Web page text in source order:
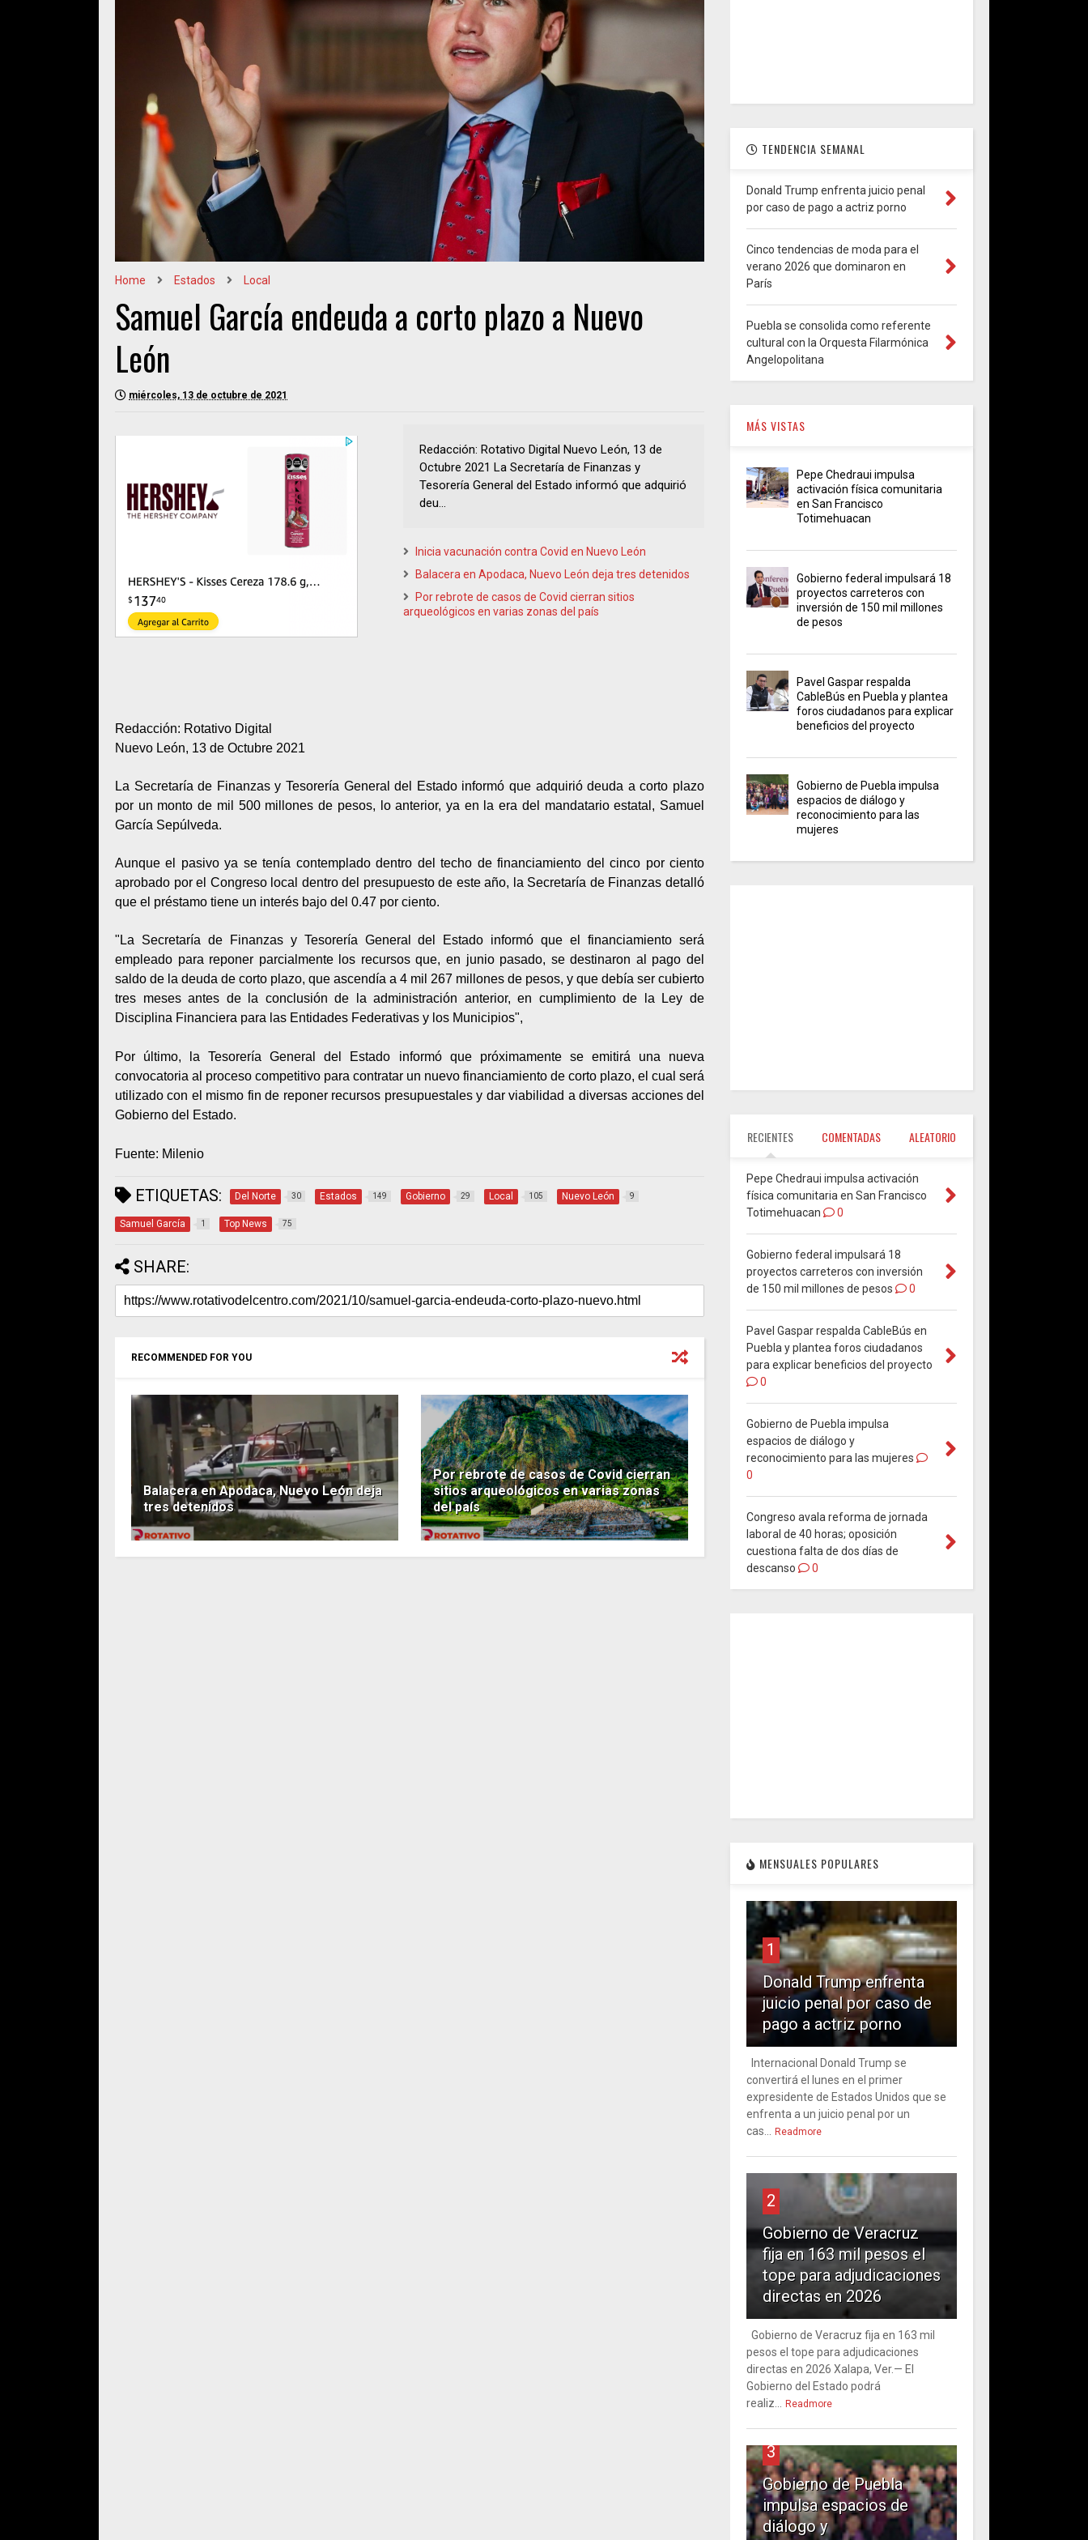
Home Estados Local
Samuel García endeuda a corto plazo a Nuevo
León
miércoles, 13 de octubre de 2021
Redacción: Rotativo Digital Nuevo León, 13 de
Octubre 2021 La Secretaría de Finanzas y
Tesorería General del Estado informó que adquirió
deu...
Inicia vacunación contra Covid en Nuevo León
Balacera en Apodaca, Nuevo León deja tres detenidos
Por rebrote de casos de Covid cierran sitios
arqueológicos en varias zonas del país
Redacción: Rotativo Digital
Nuevo León, 13 de Octubre 2021
La Secretaría de Finanzas y Tesorería General del Estado informó que adquirió deuda a corto plazo
por un monto de mil 500 millones de pesos, lo anterior, ya en la era del mandatario estatal, Samuel
García Sepúlveda.
Aunque el pasivo ya se tenía contemplado dentro del techo de financiamiento del cinco por ciento
aprobado por el Congreso local dentro del presupuesto de este año, la Secretaría de Finanzas detalló
que el préstamo tiene un interés bajo del 0.47 por ciento.
"La Secretaría de Finanzas y Tesorería General del Estado informó que el financiamiento será
empleado para reponer parcialmente los recursos que, en junio pasado, se destinaron al pago del
saldo de la deuda de corto plazo, que ascendía a 4 mil 267 millones de pesos, y que debía ser cubierto
tres meses antes de la conclusión de la administración anterior, en cumplimiento de la Ley de
Disciplina Financiera para las Entidades Federativas y los Municipios",
Por último, la Tesorería General del Estado informó que próximamente se emitirá una nueva
convocatoria al proceso competitivo para contratar un nuevo financiamiento de corto plazo, el cual será
utilizado con el mismo fin de reponer recursos presupuestales y dar viabilidad a diversas acciones del
Gobierno del Estado.
Fuente: Milenio
ETIQUETAS: Del Norte 30 Estados 149 Gobierno 29 Local 105 Nuevo León 9
Samuel García 1 Top News 75
SHARE:
RECOMMENDED FOR YOU
Balacera en Apodaca, Nuevo León deja
tres detenidos
Por rebrote de casos de Covid cierran
sitios arqueológicos en varias zonas
del país
TENDENCIA SEMANAL
Donald Trump enfrenta juicio penal
por caso de pago a actriz porno
Cinco tendencias de moda para el
verano 2026 que dominaron en
París
Puebla se consolida como referente
cultural con la Orquesta Filarmónica
Angelopolitana
MÁS VISTAS
Pepe Chedraui impulsa
activación física comunitaria
en San Francisco
Totimehuacan
Gobierno federal impulsará 18
proyectos carreteros con
inversión de 150 mil millones
de pesos
Pavel Gaspar respalda
CableBús en Puebla y plantea
foros ciudadanos para explicar
beneficios del proyecto
Gobierno de Puebla impulsa
espacios de diálogo y
reconocimiento para las
mujeres
RECIENTES COMENTADAS ALEATORIO
Pepe Chedraui impulsa activación
física comunitaria en San Francisco
Totimehuacan
0
Gobierno federal impulsará 18
proyectos carreteros con inversión
de 150 mil millones de pesos
0
Pavel Gaspar respalda CableBús en
Puebla y plantea foros ciudadanos
para explicar beneficios del proyecto
0
Gobierno de Puebla impulsa
espacios de diálogo y
reconocimiento para las mujeres
0
Congreso avala reforma de jornada
laboral de 40 horas; oposición
cuestiona falta de dos días de
descanso
0
MENSUALES POPULARES
1
Donald Trump enfrenta
juicio penal por caso de
pago a actriz porno
Internacional Donald Trump se
convertirá el lunes en el primer
expresidente de Estados Unidos que se
enfrenta a un juicio penal por un
cas...
Readmore
2
Gobierno de Veracruz
fija en 163 mil pesos el
tope para adjudicaciones
directas en 2026
Gobierno de Veracruz fija en 163 mil
pesos el tope para adjudicaciones
directas en 2026 Xalapa, Ver.— El
Gobierno del Estado podrá
realiz...
Readmore
3
Gobierno de Puebla
impulsa espacios de
diálogo y